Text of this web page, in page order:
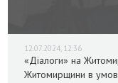
12.07.2024, 12:36
«Діалоги» на
Житомирщини в